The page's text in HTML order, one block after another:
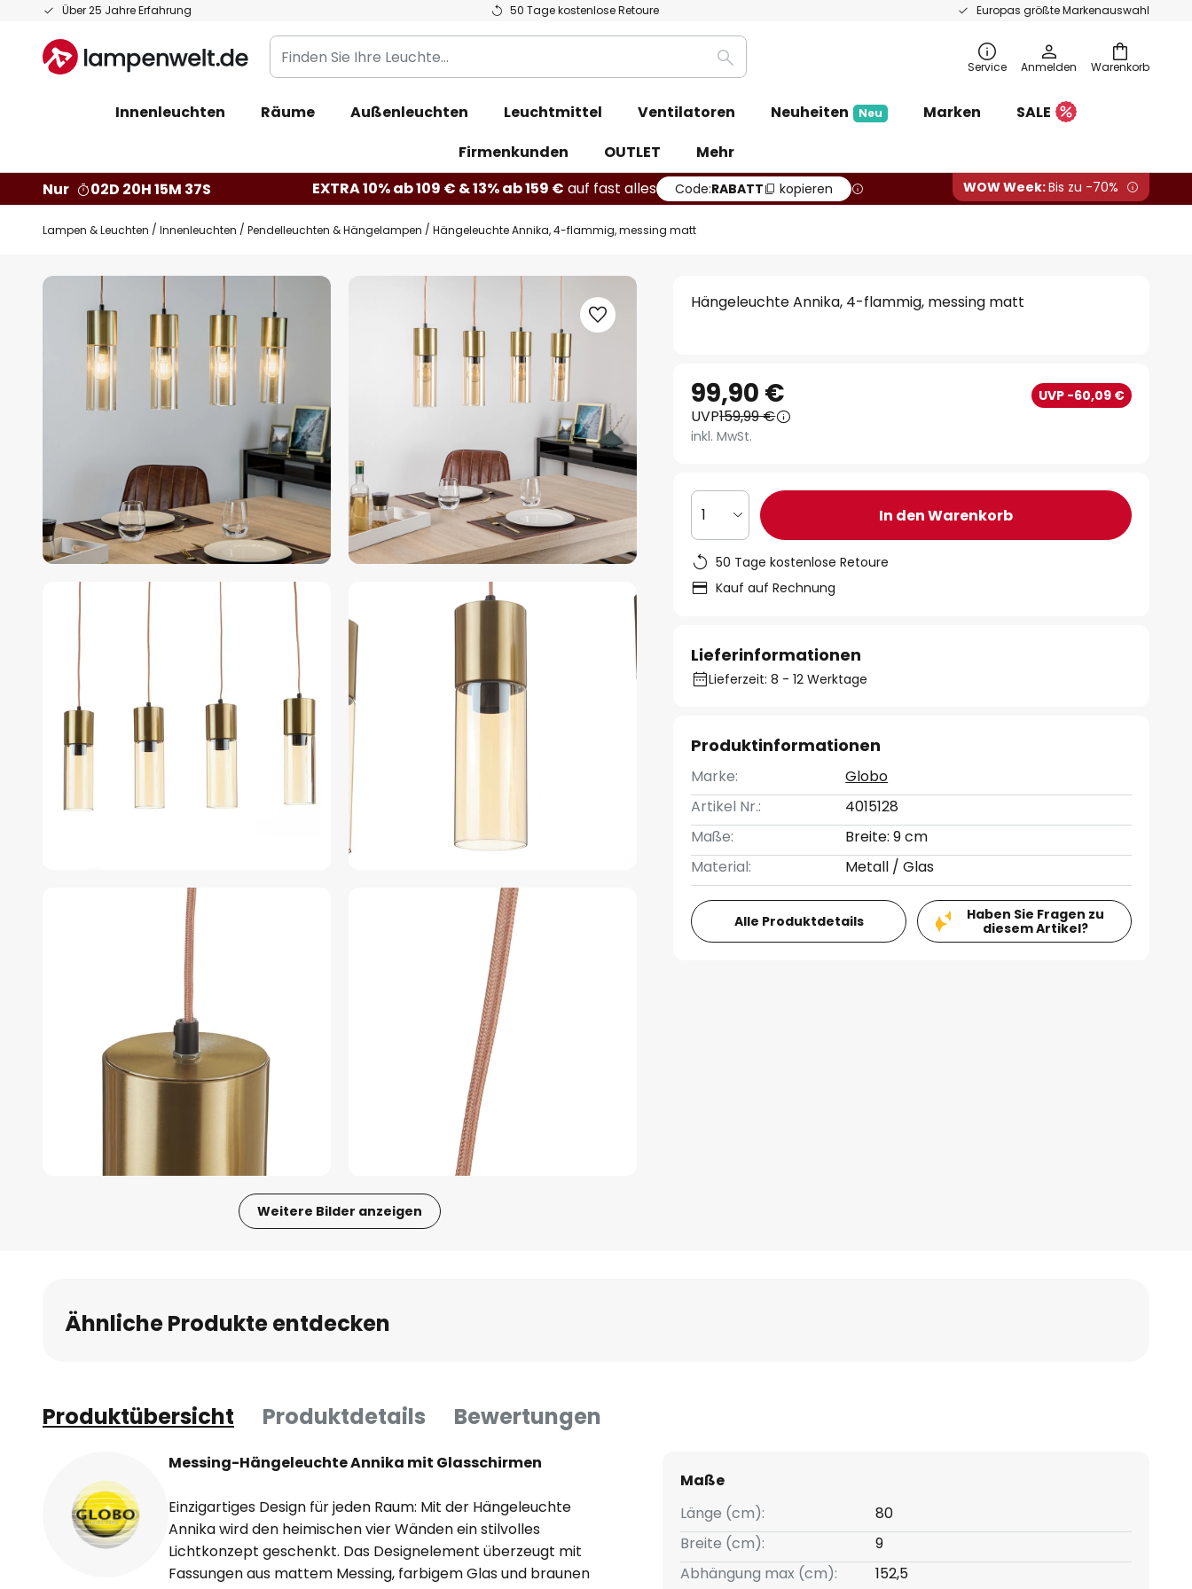
Über 25 Jahre Erfahrung 50 Tage kostenlose Retoure Europas größte Markenauswahl
Zum
springen
Warenkorb
Finden
Sie
Leuchte...
Suche Service Anmelden
Innenleuchten Räume Außenleuchten Leuchtmittel Ventilatoren Neuheiten Neu Marken
SALE
Firmenkunden
OUTLET
Mehr
Nur
02D 20H 15M 36S EXTRA 10% ab 109 € & 13% ab 159 € auf fast alles Code:RABATT kopieren WOW Week:Bis zu -70%
Lampen & Leuchten Innenleuchten Pendelleuchten & Hängelampen Hängeleuchte Annika, 4-flammig, messing matt
Zum
Bildgalerie
springen
Weitere Bilder anzeigen
Bildgalerie
springen
Hängeleuchte Annika, 4-flammig, messing matt
99,90 € UVP -60,09 €
UVP159,99 €
inkl. MwSt.
1 In den Warenkorb
50 Tage kostenlose Retoure
Kauf auf Rechnung
Lieferinformationen
Lieferzeit: 8 - 12 Werktage
Produktinformationen
Marke:
Globo
Artikel Nr.:
4015128
Maße:
Breite: 9 cm
Material:
Metall / Glas
Alle Produktdetails
Haben Sie Fragen zu
diesem Artikel?
Ähnliche Produkte entdecken
Produktübersicht Produktdetails Bewertungen
Messing-Hängeleuchte Annika mit Glasschirmen
Einzigartiges Design für jeden Raum: Mit der Hängeleuchte
Annika wird den heimischen vier Wänden ein stilvolles
Lichtkonzept geschenkt. Das Designelement überzeugt mit
Fassungen aus mattem Messing, farbigem Glas und braunen
Maße
Länge (cm):
80
Breite (cm):
9
Abhängung max (cm):
152,5